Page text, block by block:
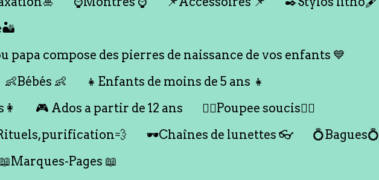
papa compose des pierres de naissance de vos enfants 💙
👶Bébés 👶
👧Enfants de moins de 5 ans 👧
🎮 Ados a partir de 12 ans
🙇‍♂️Poupee soucis🙇‍♀️
🕶️Chaînes de lunettes 👓
💍Bagues💍
📖Marques-Pages 📖